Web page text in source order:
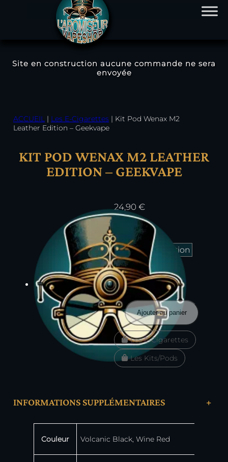
Site en construction aucune commande ne sera
envoyée
ACCUEIL | Les E-Cigarettes | Kit Pod Wenax M2
Leather Edition – Geekvape
KIT POD WENAX M2 LEATHER
EDITION – GEEKVAPE
24,90 €
Couleur
quantité
de
Kit
Pod
Wenax
M2
Leather
Ajouter au panier
Les E-Cigarettes
Les Kits/Pods
INFORMATIONS SUPPLÉMENTAIRES +
Couleur
Volcanic Black, Wine Red